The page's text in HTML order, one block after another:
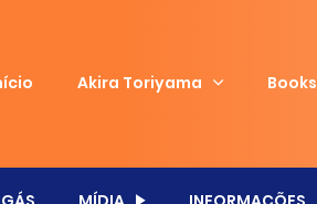
Akira Toriyama Books